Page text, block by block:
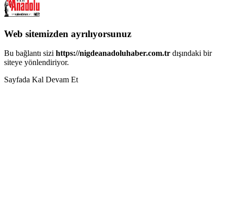
Web sitemizden ayrılıyorsunuz
Bu bağlantı sizi https://nigdeanadoluhaber.com.tr dışındaki bir
siteye yönlendiriyor.
Sayfada Kal Devam Et